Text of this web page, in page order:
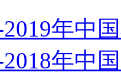
2019年中
2018年中